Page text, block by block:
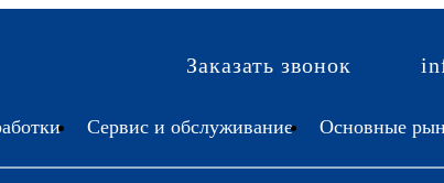
Заказать звонок
Сервис и обслуживание Основные